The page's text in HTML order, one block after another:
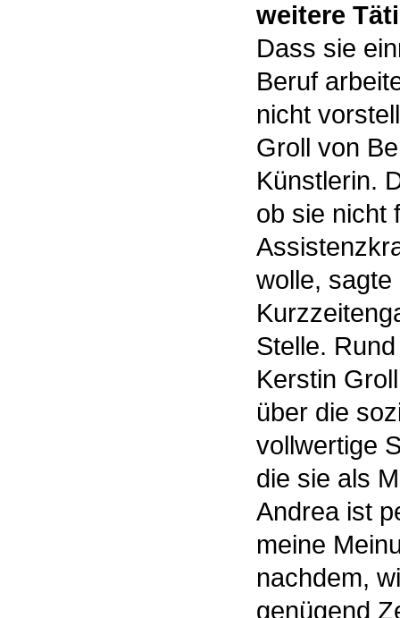
weitere
Dass sie
Beruf
nicht
Groll von
Künstlerin.
ob sie nicht
wolle, sagte
Stelle.
Kerstin
über die
vollwertige
die sie als
Andrea ist
meine
nachdem,
genügend